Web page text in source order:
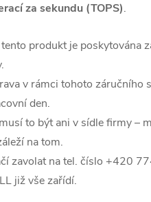
za sekundu (TOPS).
produkt je poskytována
v rámci tohoto záručního
den.
to být ani v sídle firmy –
na tom.
zavolat na tel. číslo +420
již vše zařídí.